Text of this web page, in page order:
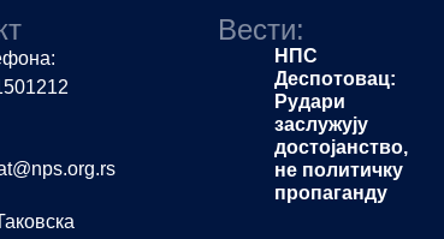
Вести:
НПС
Деспотовац:
Рудари
заслужују
достојанство,
не политичку
пропаганду